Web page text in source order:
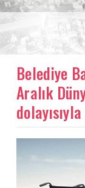
Belediye
Aralık